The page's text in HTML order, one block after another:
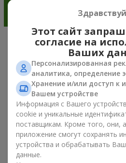
Очарование ирисов
флористике
Букет из ирисов — это
любому поводу. Ведь он сочетает
лепестков, изысканную красоту и
флористики. Сегодня букет из
хочет подарить что-то
сдержанное. Такая композиция
свежо и необычно. А ещё букет из
романтическое настроение и
Этот сайт
согласие на
Ваших
Персонализированная
аналитика, определение
Хранение и/или доступ к
Вашем устройстве
Информация с Вашего
cookie и уникальные
поставщикам. Кроме того, они,
приложение смогут сохранять
устройства и обрабатывать
данные.